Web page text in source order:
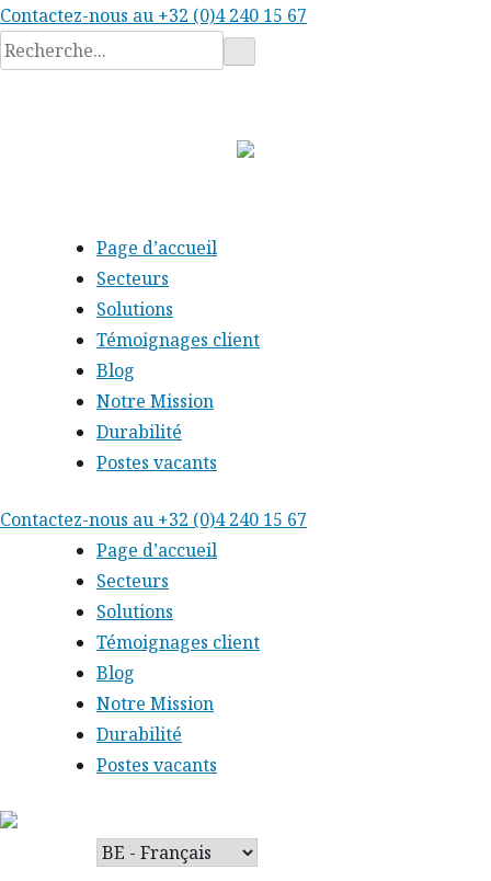
Contactez-nous au +32 (0)4 240 15 67
Rechercher
:
Page d’accueil
Secteurs
Solutions
Témoignages client
Blog
Notre Mission
Durabilité
Postes vacants
Skip
Contactez-nous au +32 (0)4 240 15 67
Page d’accueil
Secteurs
Solutions
Témoignages client
Blog
Notre Mission
Durabilité
Postes vacants